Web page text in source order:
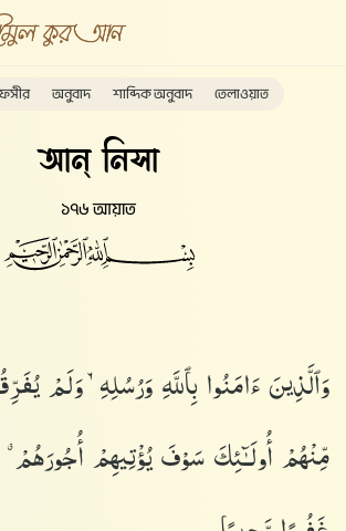
অনুবাদ শাব্দিক অনুবাদ তেলাওয়াত
আন্ নিসা
১৭৬ আয়াত
وَٱلَّذِينَ ءَامَنُوا۟ بِٱللَّهِ وَرُسُلِهِۦ وَلَمْ
مِّنْهُمْ أُو۟لَـٰٓئِكَ سَوْفَ يُؤْتِيهِمْ أُجُورَهُمْ